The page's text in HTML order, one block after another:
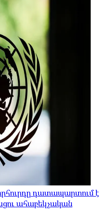
դատապարտում է
ահաբեկչական